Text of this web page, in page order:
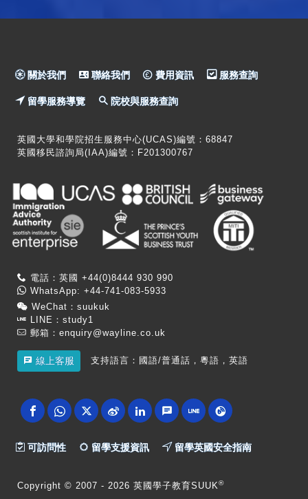
關於我們 聯絡我們 費用資訊 服務查詢
留學服務導覽 院校與服務查詢
英國大學和學院招生服務中心(UCAS)編號：68847
英國移民諮詢局(IAA)編號：F201300767
電話：英國 +44(0)8444 930 990
WhatsApp: +44-741-083-5933
WeChat：suukuk
LINE：study1
郵箱： enquiry@wayline.co.uk
線上客服 支持語言：國語/普通話，粵語，英語
可訪問性 留學支援資訊 留學英國安全指南
Copyright © 2007 - 2026 英國學子教育SUUK®